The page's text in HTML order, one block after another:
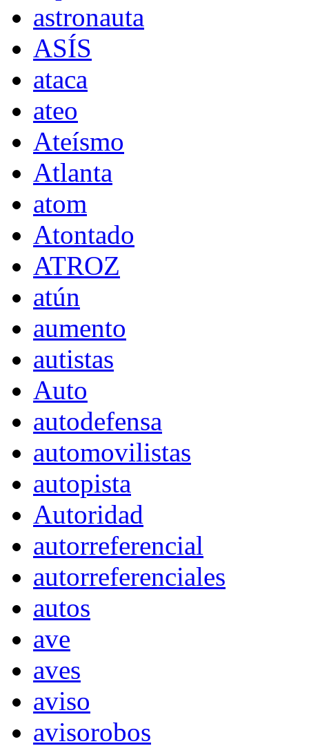
astronauta
ASÍS
ataca
ateo
Ateísmo
Atlanta
atom
Atontado
ATROZ
atún
aumento
autistas
Auto
autodefensa
automovilistas
autopista
Autoridad
autorreferencial
autorreferenciales
autos
ave
aves
aviso
avisorobos